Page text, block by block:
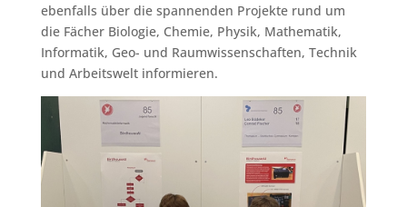
ebenfalls über die spannenden Projekte rund um
die Fächer Biologie, Chemie, Physik, Mathematik,
Informatik, Geo- und Raumwissenschaften, Technik
und Arbeitswelt informieren.